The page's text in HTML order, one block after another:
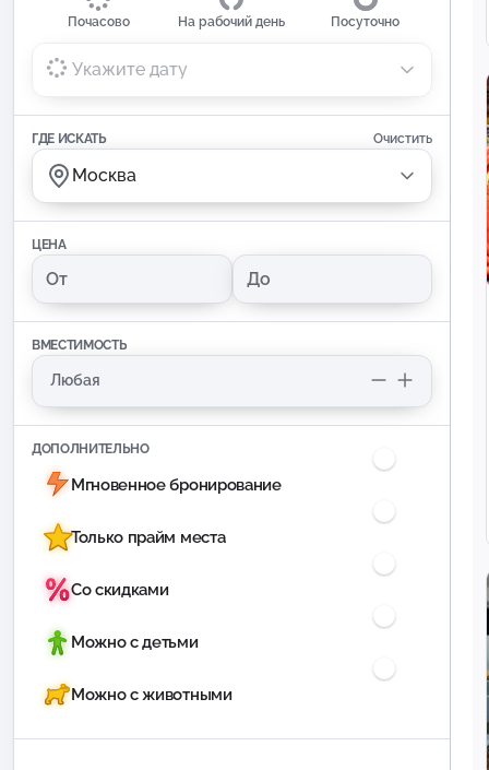
Почасово На рабочий день Посуточно
Укажите дату
ГДЕ ИСКАТЬ Очистить
Москва
ЦЕНА
ВМЕСТИМОСТЬ
ДОПОЛНИТЕЛЬНО
Мгновенное бронирование
Только прайм места
Со скидками
Можно с детьми
Можно с животными